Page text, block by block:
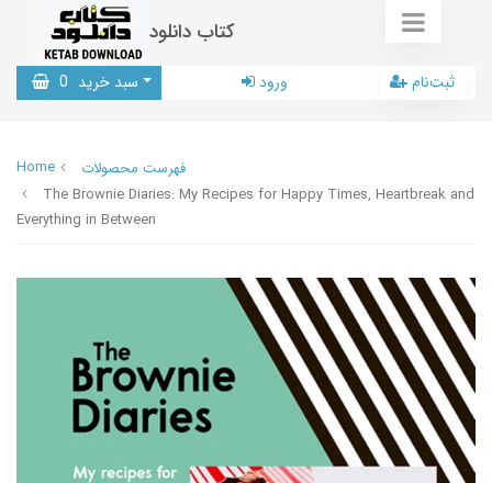
کتاب دانلود
سبد خرید 0 ورود ثبت‌نام
Home
فهرست محصولات
The Brownie Diaries: My Recipes for Happy Times, Heartbreak and
Everything in Between